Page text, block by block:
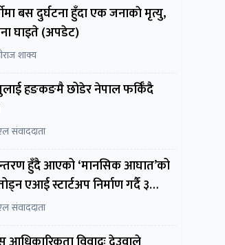
बस दुर्घटना हुँदा एक जनाकाे मृत्यु,
घाइते (अपडेट)
शाक्य
हङकङमै छोडेर नेपाल फर्किँदै
संवाददाता
हुँदै आएको ‘मानसिक आघात’को
एआई स्टार्टअप निर्माण गर्दै ३
संवाददाता